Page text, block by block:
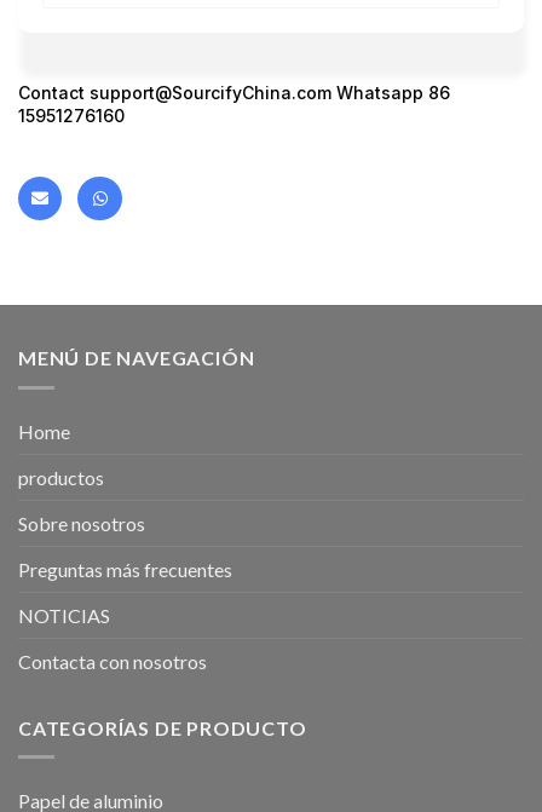
Contact support@SourcifyChina.com Whatsapp 86
15951276160
MENÚ DE NAVEGACIÓN
Home
productos
Sobre nosotros
Preguntas más frecuentes
NOTICIAS
Contacta con nosotros
CATEGORÍAS DE PRODUCTO
Papel de aluminio